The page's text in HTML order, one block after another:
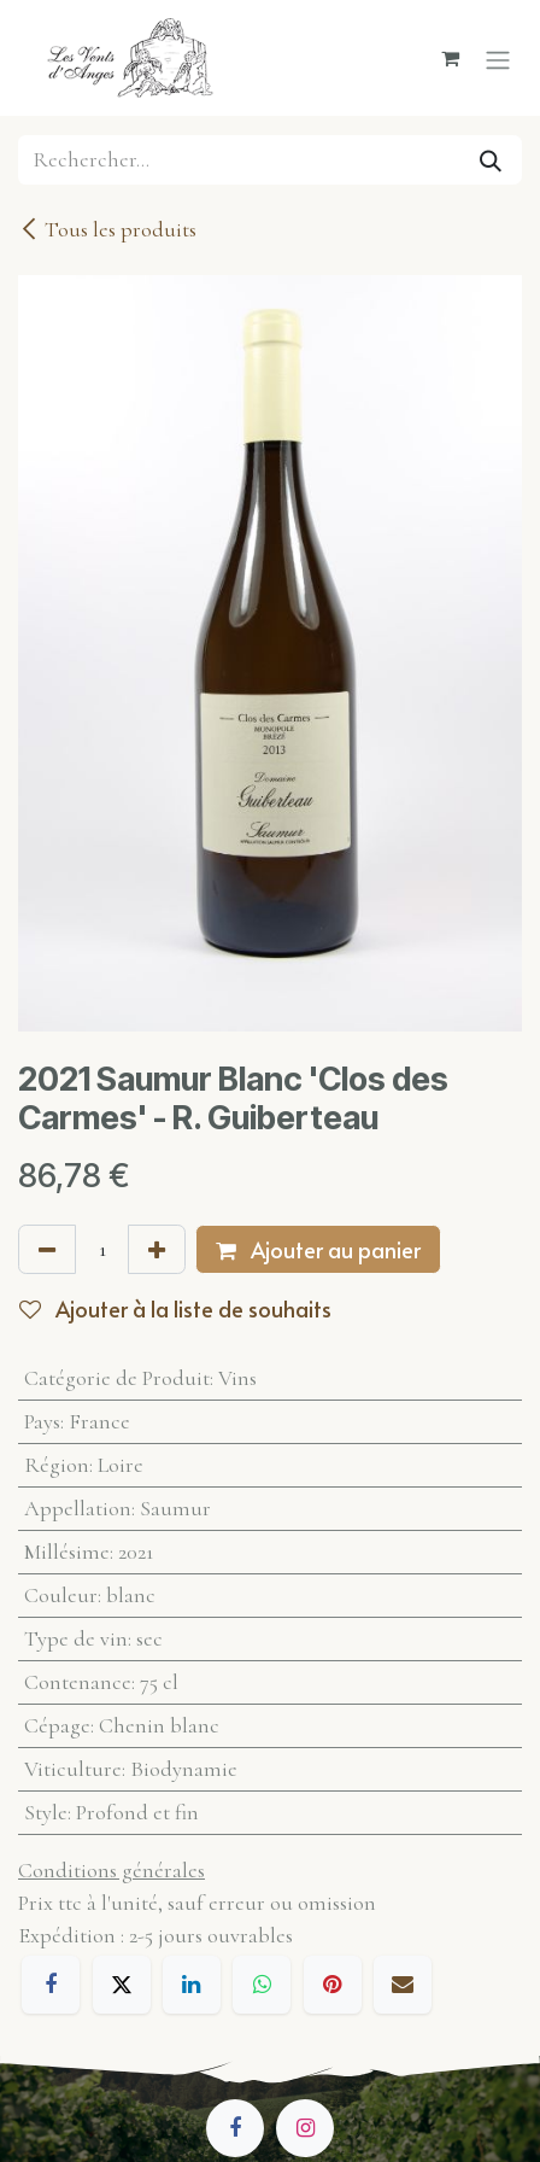
Se rendre au contenu
Tous les produits
2021 Saumur Blanc 'Clos des
Carmes' - R. Guiberteau
86,78 €
Ajouter au panier
Ajouter à la liste de souhaits
Catégorie de Produit: Vins
Pays: France
Région: Loire
Appellation: Saumur
Millésime: 2021
Couleur: blanc
Type de vin: sec
Contenance: 75 cl
Cépage: Chenin blanc
Viticulture: Biodynamie
Style: Profond et fin
Conditions générales
Prix ttc à l'unité, sauf erreur ou omission
Expédition : 2-5 jours ouvrables